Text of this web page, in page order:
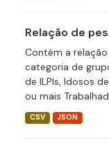
Relação de
Contém a
categoria de
de ILPIs, Idosos
ou mais
CSV JSON